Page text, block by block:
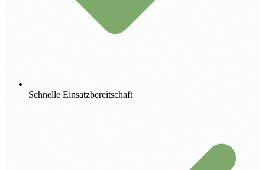
Schnelle Einsatzbereitschaft